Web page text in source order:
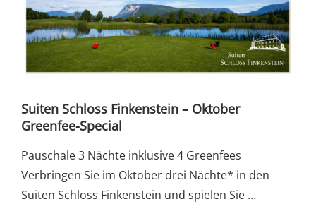
Suiten Schloss Finkenstein – Oktober
Greenfee-Special
Pauschale 3 Nächte inklusive 4 Greenfees
Verbringen Sie im Oktober drei Nächte* in den
Suiten Schloss Finkenstein und spielen Sie …